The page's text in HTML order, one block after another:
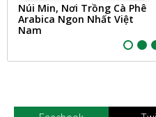
Núi Min, Nơi Trồng Cà Phê
Arabica Ngon Nhất Việt
Nam